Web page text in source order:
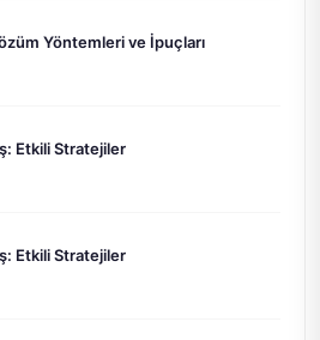
Yöntemleri ve İpuçları
Etkili Stratejiler
Etkili Stratejiler